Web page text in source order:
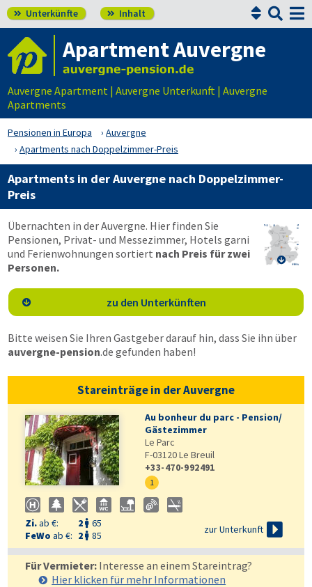
 Unterkünfte  Inhalt 

Apartment Auvergne
Auvergne Apartment | Auvergne Unterkunft | Auvergne
Apartments
Pensionen in Europa
Auvergne
Apartments nach Doppelzimmer-Preis
Apartments in der Auvergne nach Doppelzimmer-
Preis

Übernachten in der Auvergne. Hier finden Sie
Pensionen, Privat- und Messezimmer, Hotels garni
und Ferienwohnungen sortiert nach Preis für zwei
Personen.
 zu den Unterkünften
Bitte weisen Sie Ihren Gastgeber darauf hin, dass Sie ihn über
auvergne-pension.de gefunden haben!
Stareinträge in der Auvergne
Au bonheur du parc - Pension/
Gästezimmer
Le Parc
F-03120Le Breuil
+33-470-992491
1
Zi.ab €: 2  65
FeWo ab €: 2  85
zur Unterkunft 
Für Vermieter: Interesse an einem Stareintrag?
Hier klicken für mehr Informationen